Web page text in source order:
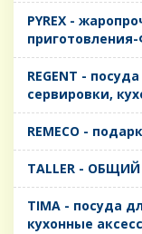
PYREX -
REGENT -
сервировки,
REMECO -
TALLER -
TIMA - посуда
кухонные